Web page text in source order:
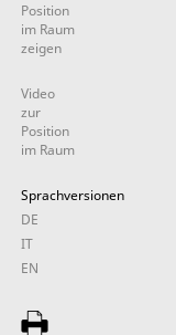
Position
im Raum
zeigen
Video
zur
Position
im Raum
Sprachversionen
DE
IT
EN